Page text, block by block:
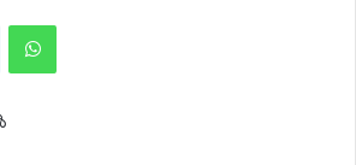
LinkedInWhatsApp